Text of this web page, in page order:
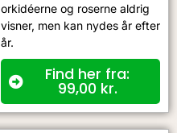
orkidéerne og roserne aldrig
visner, men kan nydes år efter
år.
Find her fra:
99,00 kr.